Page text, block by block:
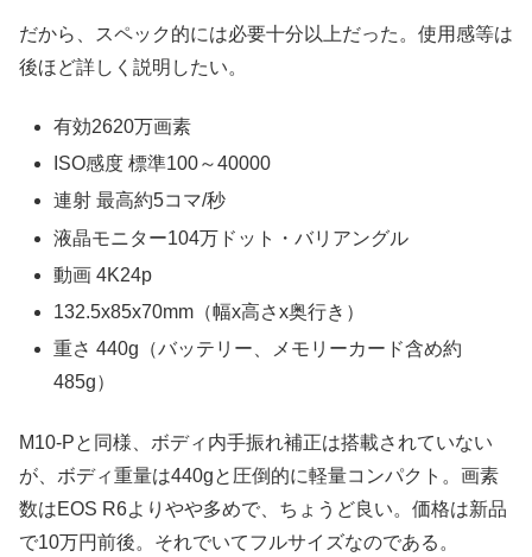
だから、スペック的には必要十分以上だった。使用感等は
後ほど詳しく説明したい。
有効2620万画素
ISO感度 標準100～40000
連射 最高約5コマ/秒
液晶モニター104万ドット・バリアングル
動画 4K24p
132.5x85x70mm（幅x高さx奥行き）
重さ 440g（バッテリー、メモリーカード含め約
485g）
M10-Pと同様、ボディ内手振れ補正は搭載されていない
が、ボディ重量は440gと圧倒的に軽量コンパクト。画素
数はEOS R6よりやや多めで、ちょうど良い。価格は新品
で10万円前後。それでいてフルサイズなのである。